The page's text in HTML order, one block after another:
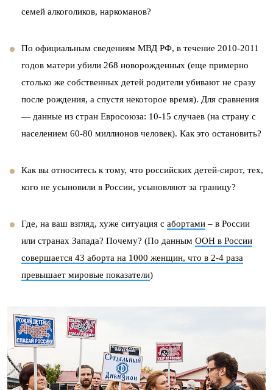
семей алкоголиков, наркоманов?
По официальным сведениям МВД РФ, в течение 2010-2011
годов матери убили 268 новорожденных (еще примерно
столько же собственных детей родители убивают не сразу
после рождения, а спустя некоторое время). Для сравнения
— данные из стран Евросоюза: 10-15 случаев (на страну с
населением 60-80 миллионов человек). Как это остановить?
Как вы относитесь к тому, что российских детей-сирот, тех,
кого не усыновили в России, усыновляют за границу?
Где, на ваш взгляд, хуже ситуация с абортами – в России
или странах Запада? Почему? (По данным ООН в России
совершается 43 аборта на 1000 женщин, что в 2-4 раза
превышает мировые показатели)